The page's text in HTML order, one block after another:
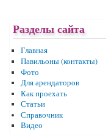
Разделы сайта
Главная
Павильоны (контакты)
Фото
Для арендаторов
Как проехать
Статьи
Справочник
Видео